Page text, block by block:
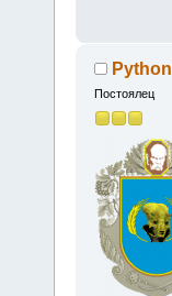
Python
Постоялец